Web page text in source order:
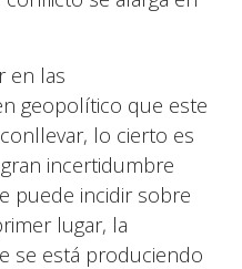
en las
geopolítico que este
lo cierto es
incertidumbre
puede incidir sobre
lugar, la
se está produciendo